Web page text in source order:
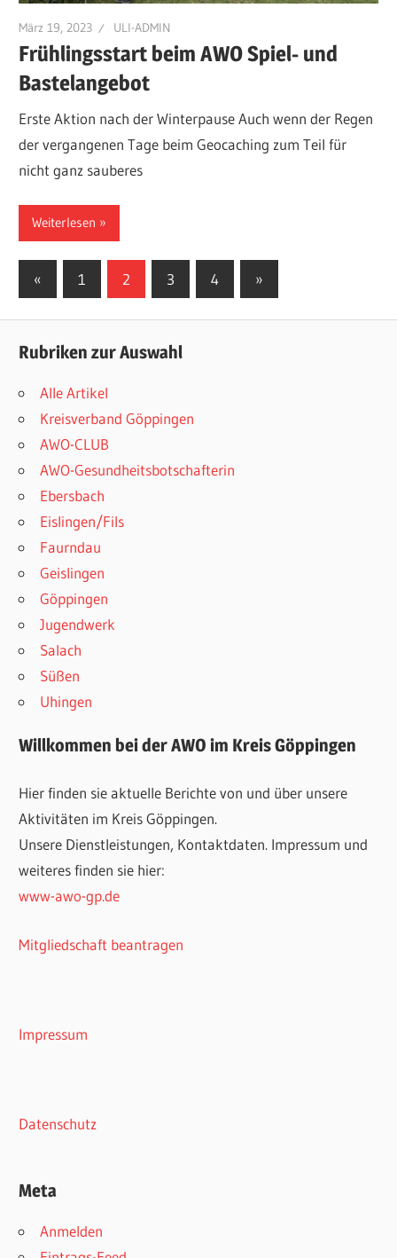
März 19, 2023 ULI-ADMIN
Frühlingsstart beim AWO Spiel- und
Bastelangebot
Erste Aktion nach der Winterpause Auch wenn der Regen
der vergangenen Tage beim Geocaching zum Teil für
nicht ganz sauberes
Weiterlesen
Seitennummerierung
Beiträge
« Vorherige
Beiträge
1 2 3 4
Nächste
Beiträge
»
Rubriken zur Auswahl
Alle Artikel
Kreisverband Göppingen
AWO-CLUB
AWO-Gesundheitsbotschafterin
Ebersbach
Eislingen/Fils
Faurndau
Geislingen
Göppingen
Jugendwerk
Salach
Süßen
Uhingen
Willkommen bei der AWO im Kreis Göppingen
Hier finden sie aktuelle Berichte von und über unsere
Aktivitäten im Kreis Göppingen.
Unsere Dienstleistungen, Kontaktdaten. Impressum und
weiteres finden sie hier:
www-awo-gp.de
Mitgliedschaft beantragen
Impressum
Datenschutz
Meta
Anmelden